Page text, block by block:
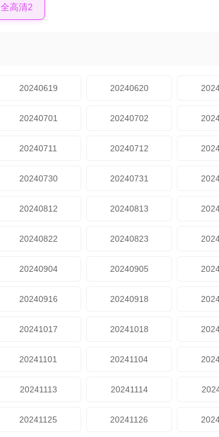
全高清2
20240619 20240620
20240701 20240702
20240711 20240712
20240730 20240731
20240812 20240813
20240822 20240823
20240904 20240905
20240916 20240918
20241017 20241018
20241101 20241104
20241113 20241114
20241125 20241126